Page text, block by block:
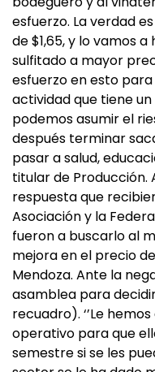
esfuerzo. La verdad
de $1,65, y lo vamos
sulfitado a mayor
esfuerzo en esto
actividad que tiene
podemos asumir el
después terminar
pasar a salud,
titular de Producción.
respuesta que
Asociación y la
fueron a buscarlo al
mejora en el precio
Mendoza. Ante la
asamblea para
recuadro). ‘’Le
operativo para que
semestre si se les